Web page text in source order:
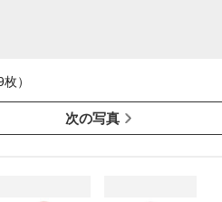
）
次の写真